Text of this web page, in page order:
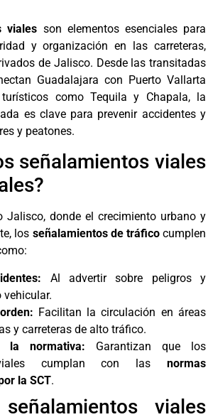
viales son elementos esenciales para
y organización en las carreteras,
de Jalisco. Desde las transitadas
Guadalajara con Puerto Vallarta
como Tequila y Chapala, la
es clave para prevenir accidentes y
y peatones.
señalamientos viales
Jalisco, donde el crecimiento urbano y
los señalamientos de tráficocumplen
Al advertir sobre peligros y
vehicular.
Facilitan la circulación en áreas
y carreteras de alto tráfico.
la normativa: Garantizan que los
cumplan con las normas
la SCT.
viales